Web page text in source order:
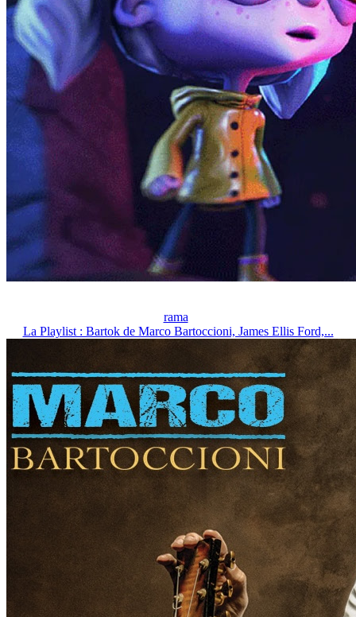
rama
La Playlist : Bartok de Marco Bartoccioni, James Ellis Ford,...